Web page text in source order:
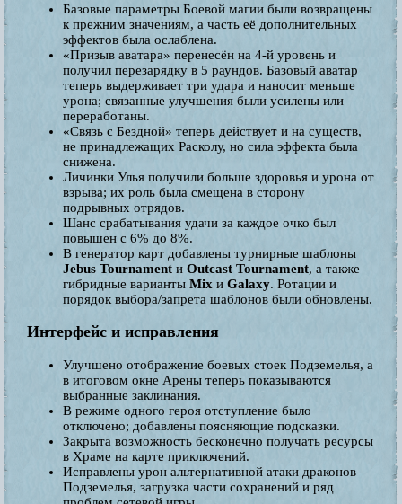
Базовые параметры Боевой магии были возвращены
к прежним значениям, а часть её дополнительных
эффектов была ослаблена.
«Призыв аватара» перенесён на 4-й уровень и
получил перезарядку в 5 раундов. Базовый аватар
теперь выдерживает три удара и наносит меньше
урона; связанные улучшения были усилены или
переработаны.
«Связь с Бездной» теперь действует и на существ,
не принадлежащих Расколу, но сила эффекта была
снижена.
Личинки Улья получили больше здоровья и урона от
взрыва; их роль была смещена в сторону
подрывных отрядов.
Шанс срабатывания удачи за каждое очко был
повышен с 6% до 8%.
В генератор карт добавлены турнирные шаблоны
Jebus Tournament и Outcast Tournament, а также
гибридные варианты Mix и Galaxy. Ротации и
порядок выбора/запрета шаблонов были обновлены.
Интерфейс и исправления
Улучшено отображение боевых стоек Подземелья, а
в итоговом окне Арены теперь показываются
выбранные заклинания.
В режиме одного героя отступление было
отключено; добавлены поясняющие подсказки.
Закрыта возможность бесконечно получать ресурсы
в Храме на карте приключений.
Исправлены урон альтернативной атаки драконов
Подземелья, загрузка части сохранений и ряд